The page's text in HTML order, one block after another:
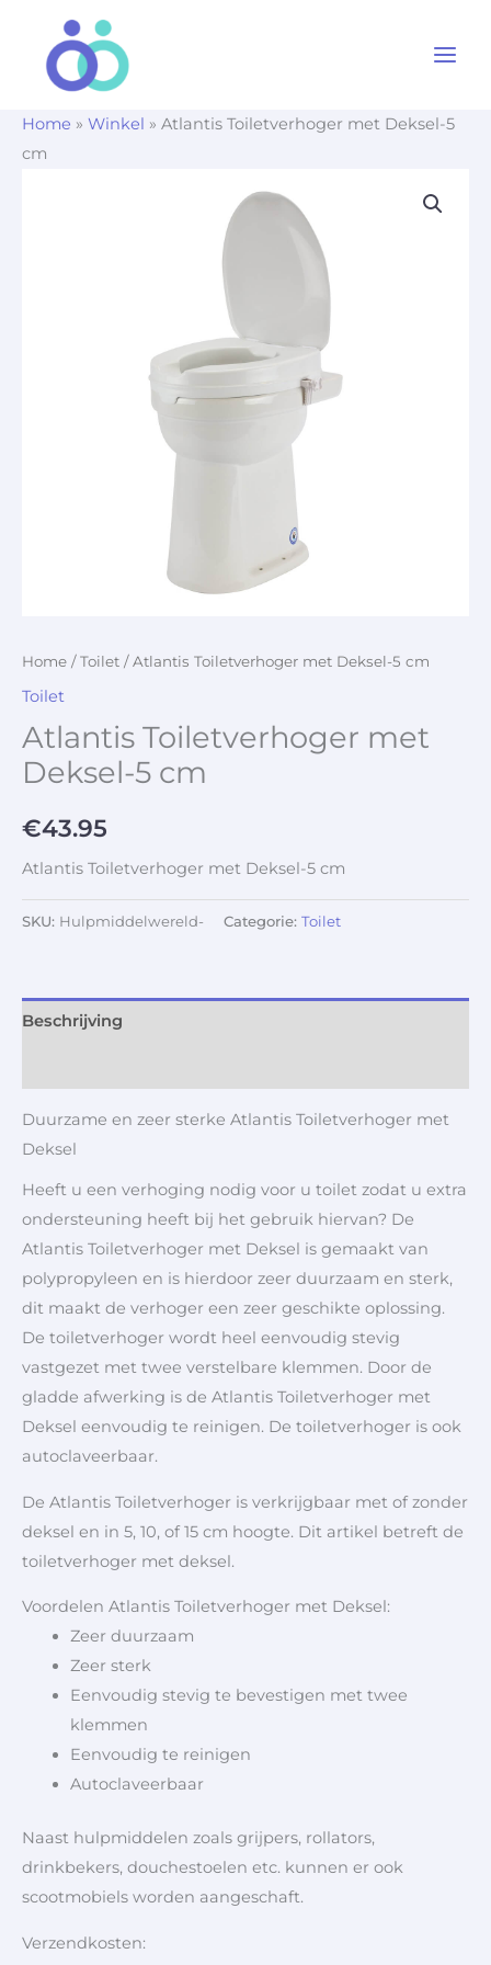
Home » Winkel » Atlantis Toiletverhoger met Deksel-5
cm
Home /Toilet / Atlantis Toiletverhoger met Deksel-5 cm
Toilet
Atlantis Toiletverhoger met
Deksel-5 cm
€43.95
Atlantis Toiletverhoger met Deksel-5 cm
SKU: Hulpmiddelwereld- Categorie: Toilet
Beschrijving
Duurzame en zeer sterke Atlantis Toiletverhoger met
Deksel
Heeft u een verhoging nodig voor u toilet zodat u extra
ondersteuning heeft bij het gebruik hiervan? De
Atlantis Toiletverhoger met Deksel is gemaakt van
polypropyleen en is hierdoor zeer duurzaam en sterk,
dit maakt de verhoger een zeer geschikte oplossing.
De toiletverhoger wordt heel eenvoudig stevig
vastgezet met twee verstelbare klemmen. Door de
gladde afwerking is de Atlantis Toiletverhoger met
Deksel eenvoudig te reinigen. De toiletverhoger is ook
autoclaveerbaar.
De Atlantis Toiletverhoger is verkrijgbaar met of zonder
deksel en in 5, 10, of 15 cm hoogte. Dit artikel betreft de
toiletverhoger met deksel.
Voordelen Atlantis Toiletverhoger met Deksel:
Zeer duurzaam
Zeer sterk
Eenvoudig stevig te bevestigen met twee
klemmen
Eenvoudig te reinigen
Autoclaveerbaar
Naast hulpmiddelen zoals grijpers, rollators,
drinkbekers, douchestoelen etc. kunnen er ook
scootmobiels worden aangeschaft.
Verzendkosten: